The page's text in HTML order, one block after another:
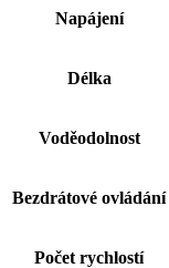
Napájení
Délka
Voděodolnost
Bezdrátové ovládání
Počet rychlostí